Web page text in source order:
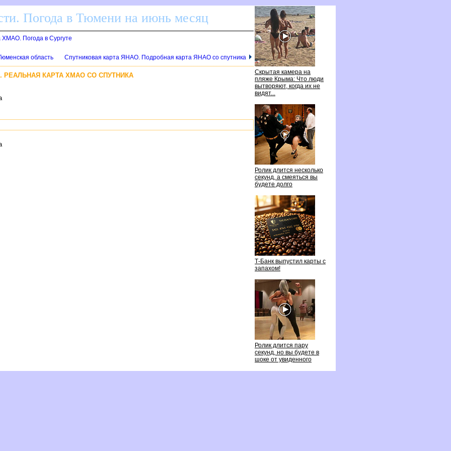
Скрытая камера на
пляже Крыма: Что люди
ытворяют, когда их не
идят...
Ролик длится несколько
секунд, а смеяться вы
удете долго
Т-Банк выпустил карты с
запахом!
Ролик длится пару
секунд, но вы будете
шоке от увиденного
Погода в Тюмени на июнь месяц
ХМАО. Погода в Сургуте
область Спутниковая карта ЯНАО. Подробная карта ЯНАО со спутника
РЕАЛЬНАЯ КАРТА ХМАО СО СПУТНИКА